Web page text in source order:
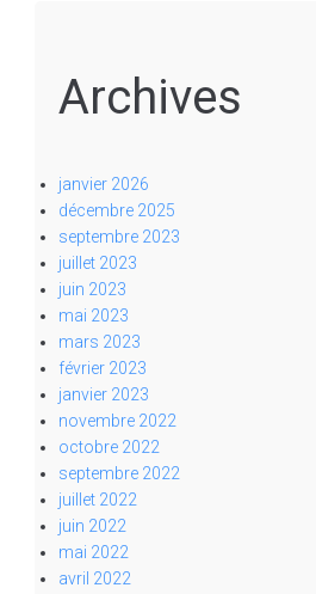
Archives
janvier 2026
décembre 2025
septembre 2023
juillet 2023
juin 2023
mai 2023
mars 2023
février 2023
janvier 2023
novembre 2022
octobre 2022
septembre 2022
juillet 2022
juin 2022
mai 2022
avril 2022